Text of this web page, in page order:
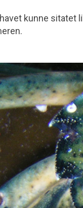
kunne sitatet